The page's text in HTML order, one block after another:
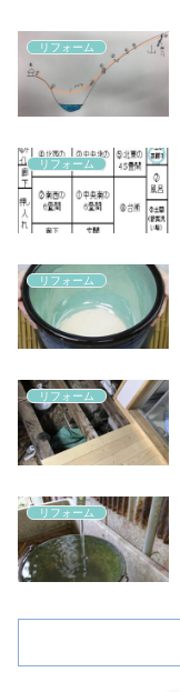
リフォーム
リフォーム
リフォーム
リフォーム
リフォーム